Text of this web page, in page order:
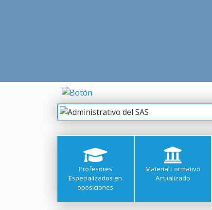
Profesores
Especializados en
oposiciones
Material Formativo
Actualizado